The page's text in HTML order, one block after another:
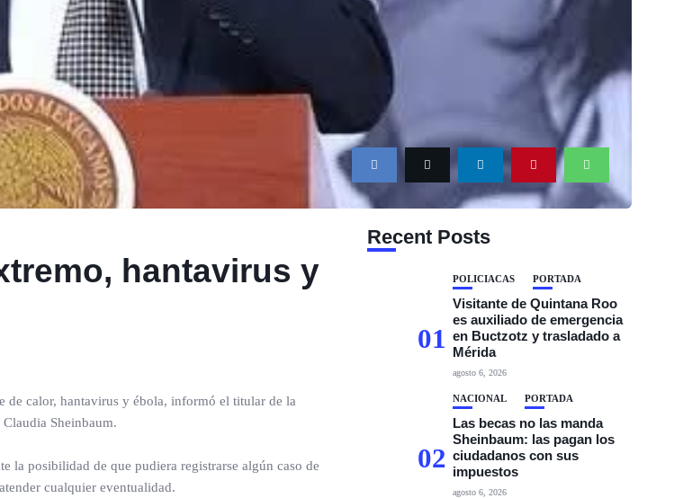
hantavirus y
de calor, hantavirus y ébola, informó el titular de la
Sheinbaum.
la posibilidad de que pudiera registrarse algún caso de
cualquier eventualidad.
Recent Posts
01
POLICIACAS PORTADA
Visitante de Quintana Roo
es auxiliado de emergencia
en Buctzotz y trasladado a
Mérida
agosto 6, 2026
02
NACIONAL PORTADA
Las becas no las manda
Sheinbaum: las pagan los
ciudadanos con sus
impuestos
agosto 6, 2026